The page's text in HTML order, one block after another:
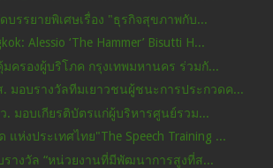
ดบรรยายพิเศษเรื่อง "ธุรกิจสุขภาพกับ...
Alessio ‘The Hammer’ Bisutti H...
ครองผู้บริโภค กรุงเทพมหานคร ร่วมกั...
มอบรางวัลทีมเยาวชนผู้ชนะการประกวดค...
. มอบเกียรติบัตรแก่ผู้บริหารศูนย์รวม...
แห่งประเทศไทย"The Speech Training ...
รางวัล “หน่วยงานที่มีพัฒนาการสูงที่ส...